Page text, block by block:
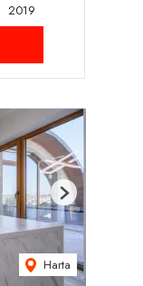
2019
Harta
Next